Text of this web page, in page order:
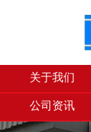
关于我们
公司资讯